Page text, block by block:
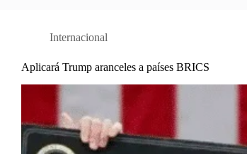
Internacional
Aplicará Trump aranceles a países BRICS